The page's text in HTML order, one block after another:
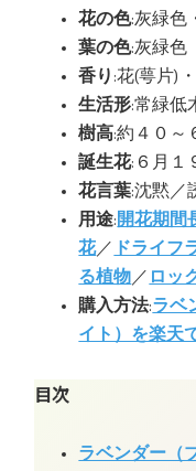
花の色:灰緑色
葉の色:灰緑色
香り :花(萼片)
生活形:常緑低
樹高:約４０～
誕生花:６月１
花言葉:沈黙／
用途:開花期間
花／ ドライフ
る植物 ／ ロッ
購入方法:ラベ
イト）を楽天
目次
ラベンダー（